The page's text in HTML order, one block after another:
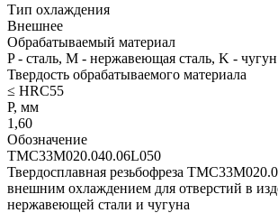
Тип охлаждения
Внешнее
Обрабатываемый материал
P - сталь, M - нержавеющая сталь, K - чугун
Твердость обрабатываемого материала
≤ HRC55
P, мм
1,60
Обозначение
TMC33M020.040.06L050
Твердосплавная резьбофреза
внешним охлаждением для отверстий в
нержавеющей стали и чугуна